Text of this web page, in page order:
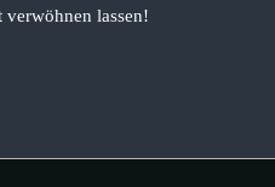
verwöhnen lassen!